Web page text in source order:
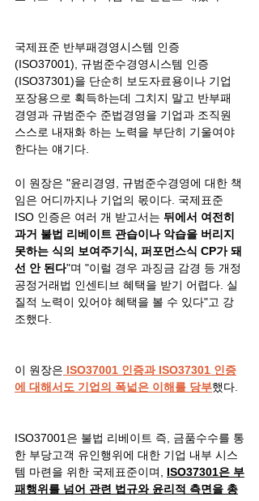
국제표준 반부패경영시스템 인증
(ISO37001), 규범준수경영시스템 인증
(ISO37301)을 단순히 보도자료용이나 기업
포장용으로 획득하는데 그치지 말고 반부패
경영과 규범준수 준법경영을 기업과 조직원
스스로 내재화 하는 노력을 부단히 기울여야
한다는 얘기다.
이 원장은 "윤리경영, 규범준수경영에 대한 책
임은 어디까지나 기업의 몫이다. 국제표준
ISO 인증은 여러 개 받고서는 뒤에서 여전히
과거 불법 리베이트 관습이나 악습을 버리지
못하는 식의 보여주기식, 퍼포먼스식 CP가 돼
선 안 된다"며 "이럴 경우 과징금 감경 등 개정
공정거래법 인센티브 혜택을 받기 어렵다. 실
질적 노력이 있어야 혜택을 볼 수 있다"고 강
조했다.
이 원장은 ISO37001 인증과 ISO37301 인증
에 대해서도 기업의 폭넓은 이해를 당부했다.
ISO37001은 불법 리베이트 즉, 금품수수를 통
한 부당고객 유인행위에 대한 기업 내부 시스
템 마련을 위한 국제표준이며, ISO37301은 부
패행위를 넘어 관련 법규와 윤리적 측면을 총